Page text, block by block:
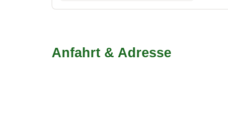
Anfahrt & Adresse